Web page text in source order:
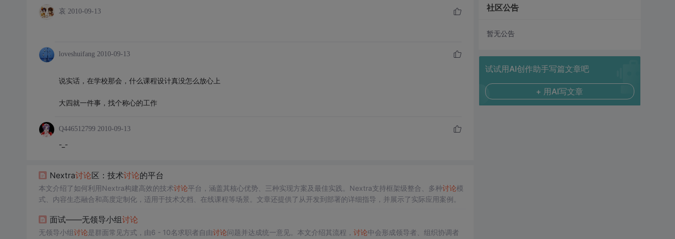
哀 2010-09-13
loveshuifang 2010-09-13
说实话，在学校那会，什么课程设计真没怎么放心上
大四就一件事，找个称心的工作
Q446512799 2010-09-13
-_-
Nextra讨论区：技术讨论的平台
本文介绍了如何利用Nextra构建高效的技术讨论平台，涵盖其核心优势、三种实现方案及最佳实践。Nextra支持框架级整合、多种讨论模
式、内容生态融合和高度定制化，适用于技术文档、在线课程等场景。文章还提供了从开发到部署的详细指导，并展示了实际应用案例。
面试——无领导小组讨论
无领导小组讨论是群面常见方式，由6 - 10名求职者自由讨论问题并达成统一意见。本文介绍其流程， 讨论中会形成领导者、组织协调者
社区公告
暂无公告
试试用AI创作助手写篇文章吧
+ 用AI写文章